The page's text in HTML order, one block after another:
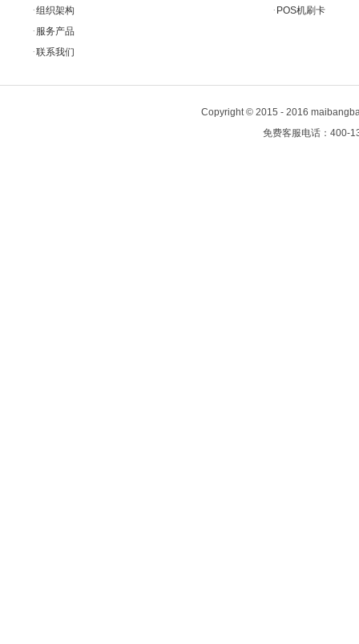
·组织架构
· 服务产品
·联系我们
· POS机刷卡
Copyright© 2015 - 2016
免费客服电话：400-